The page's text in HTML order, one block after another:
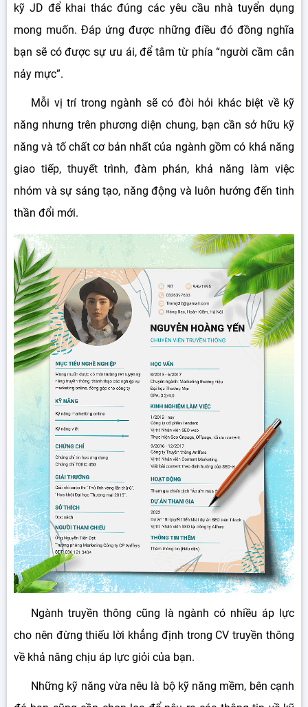
kỹ JD để khai thác đúng các yêu cầu nhà tuyển dụng
mong muốn. Đáp ứng được những điều đó đồng nghĩa
bạn sẽ có được sự ưu ái, để tâm từ phía “người cầm cân
nảy mực”.
Mỗi vị trí trong ngành sẽ có đòi hỏi khác biệt về kỹ
năng nhưng trên phương diện chung, bạn cần sở hữu kỹ
năng và tố chất cơ bản nhất của ngành gồm có khả năng
giao tiếp, thuyết trình, đàm phán, khả năng làm việc
nhóm và sự sáng tạo, năng động và luôn hướng đến tinh
thần đổi mới.
Ngành truyền thông cũng là ngành có nhiều áp lực
cho nên đừng thiếu lời khẳng định trong CV truyền thông
về khả năng chịu áp lực giỏi của bạn.
Những kỹ năng vừa nêu là bộ kỹ năng mềm, bên cạnh